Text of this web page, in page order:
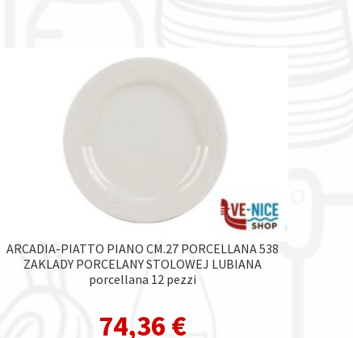
ARCADIA-PIATTO PIANO CM.27 PORCELLANA 538
ZAKLADY PORCELANY STOLOWEJ LUBIANA
porcellana 12 pezzi
74,36 €